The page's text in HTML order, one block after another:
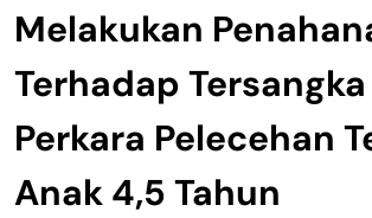
Melakukan
Terhadap
Perkara Pelecehan
Anak 4,5 Tahun